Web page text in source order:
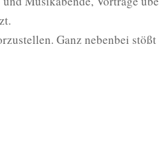
Ganz nebenbei stößt